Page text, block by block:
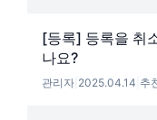
[등록] 등록을 취
나요?
관리자 2025.04.14 추